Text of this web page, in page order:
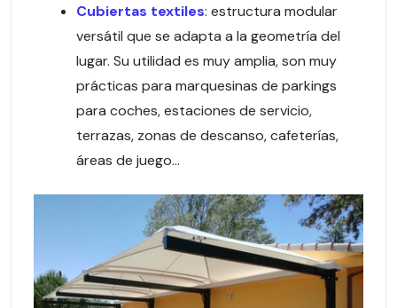
Cubiertas textiles: estructura modular
versátil que se adapta a la geometría del
lugar. Su utilidad es muy amplia, son muy
prácticas para marquesinas de parkings
para coches, estaciones de servicio,
terrazas, zonas de descanso, cafeterías,
áreas de juego…